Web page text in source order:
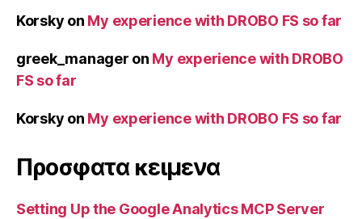
Korsky on My experience with DROBO FS so far
greek_manager on My experience with DROBO
FS so far
Korsky on My experience with DROBO FS so far
Προσφατα κειμενα
Setting Up the Google Analytics MCP Server